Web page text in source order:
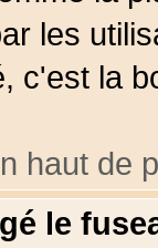
les
c'est la
haut de
le